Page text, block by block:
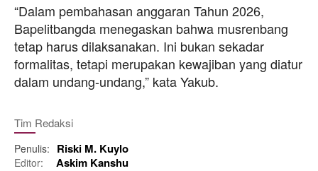
“Dalam pembahasan anggaran Tahun 2026,
Bapelitbangda menegaskan bahwa musrenbang
tetap harus dilaksanakan. Ini bukan sekadar
formalitas, tetapi merupakan kewajiban yang diatur
dalam undang-undang,” kata Yakub.
Tim Redaksi
Penulis: Riski M. Kuylo
Editor: Askim Kanshu